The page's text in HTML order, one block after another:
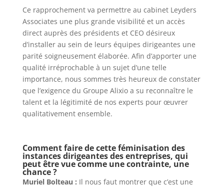
Ce rapprochement va permettre au cabinet Leyders
Associates une plus grande visibilité et un accès
direct auprès des présidents et CEO désireux
d’installer au sein de leurs équipes dirigeantes une
parité soigneusement élaborée. Afin d’apporter une
qualité irréprochable à un sujet d’une telle
importance, nous sommes très heureux de constater
que l’exigence du Groupe Alixio a su reconnaître le
talent et la légitimité de nos experts pour œuvrer
qualitativement ensemble.
Comment faire de cette féminisation des
instances dirigeantes des entreprises, qui
peut être vue comme une contrainte, une
chance ?
Muriel Bolteau : Il nous faut montrer que c’est une